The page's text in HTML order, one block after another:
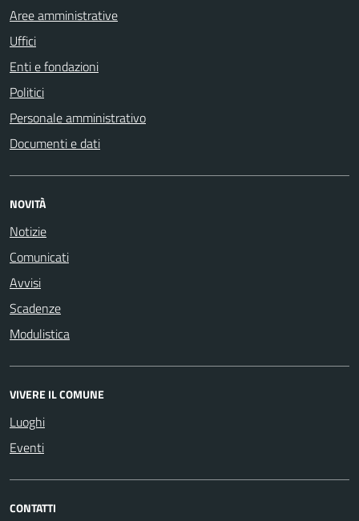
Aree amministrative
Uffici
Enti e fondazioni
Politici
Personale amministrativo
Documenti e dati
NOVITÀ
Notizie
Comunicati
Avvisi
Scadenze
Modulistica
VIVERE IL COMUNE
Luoghi
Eventi
CONTATTI